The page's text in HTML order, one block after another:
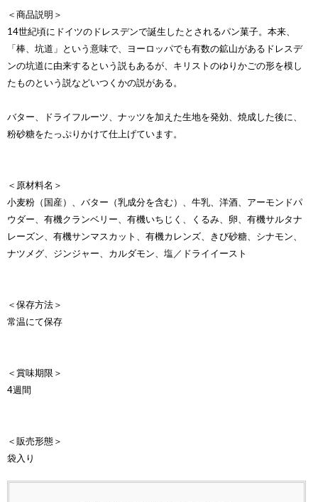
＜商品説明＞
14世紀頃にドイツのドレスデンで誕生したとされるパン菓子。本来、
「棒、坑道」という意味で、ヨーロッパでも有数の鉱山があるドレスデ
ンの坑道に由来するという説もあるが、キリストのゆりかごの形を模し
たものという説などいつくかの説がある。
バター、ドライフルーツ、ナッツを加えた生地を発効、焼成した後に、
粉砂糖をたっぷりかけて仕上げています。
＜原材料名＞
小麦粉（国産）、バター（乳成分を含む）、牛乳、洋酒、アーモンドパ
ウダー、有機クランベリー、有機いちじく、くるみ、卵、有機サルタナ
レーズン、有機サンマスカット、有機カレンズ、きび砂糖、シナモン、
ナツメグ、ジンジャー、カルダモン、塩／ドライイースト
＜保存方法＞
常温にて保存
＜賞味期限＞
4週間
＜販売形態＞
袋入り